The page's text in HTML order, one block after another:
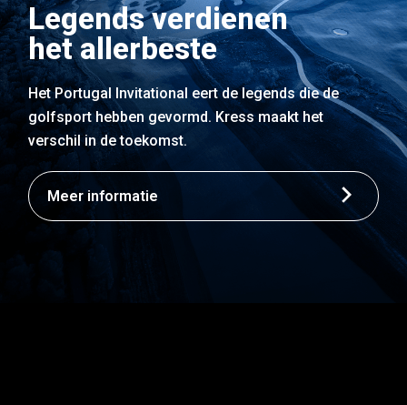
Legends verdienen
het allerbeste
Het Portugal Invitational eert de legends die de
golfsport hebben gevormd. Kress maakt het
verschil in de toekomst.
Meer informatie